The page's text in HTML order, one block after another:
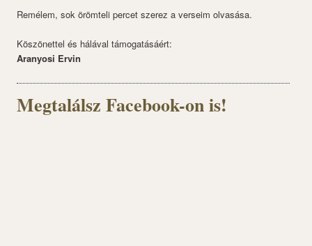
Remélem, sok örömteli percet szerez a verseim olvasása.
Köszönettel és hálával támogatásáért:
Aranyosi Ervin
Megtalálsz Facebook-on is!